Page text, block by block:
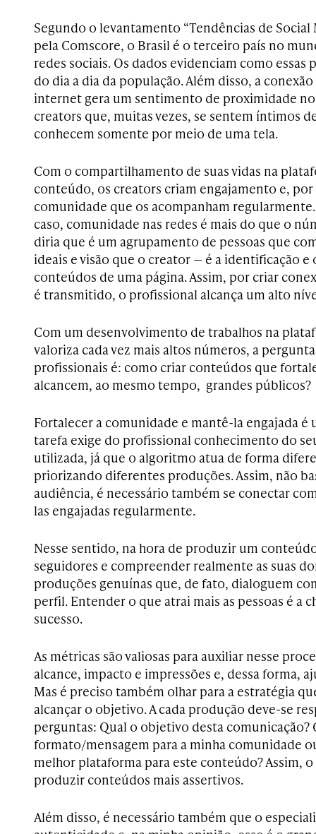
Segundo o levantamento “Tendências de Social
pela Comscore, o Brasil é o terceiro país no
redes sociais. Os dados evidenciam como essas
do dia a dia da população. Além disso, a
internet gera um sentimento de proximidade
creators que, muitas vezes, se sentem íntimos
conhecem somente por meio de uma tela.
Com o compartilhamento de suas vidas na
conteúdo, os creators criam engajamento e,
comunidade que os acompanham
caso, comunidade nas redes é mais do que o
diria que é um agrupamento de pessoas que
ideais e visão que o creator — é a identificação
conteúdos de uma página. Assim, por criar
é transmitido, o profissional alcança um alto
Com um desenvolvimento de trabalhos na
valoriza cada vez mais altos números, a
profissionais é: como criar conteúdos que
alcancem, ao mesmo tempo, grandes públicos?
Fortalecer a comunidade e mantê-la engajada é
tarefa exige do profissional conhecimento do
utilizada, já que o algoritmo atua de forma
priorizando diferentes produções. Assim, não
audiência, é necessário também se conectar
las engajadas regularmente.
Nesse sentido, na hora de produzir um
seguidores e compreender realmente as suas
produções genuínas que, de fato, dialoguem
perfil. Entender o que atrai mais as pessoas é a
sucesso.
As métricas são valiosas para auxiliar nesse
alcance, impacto e impressões e, dessa forma,
Mas é preciso também olhar para a estratégia
alcançar o objetivo. A cada produção deve-se
perguntas: Qual o objetivo desta comunicação?
formato/mensagem para a minha comunidade
melhor plataforma para este conteúdo? Assim,
produzir conteúdos mais assertivos.
Além disso, é necessário também que o